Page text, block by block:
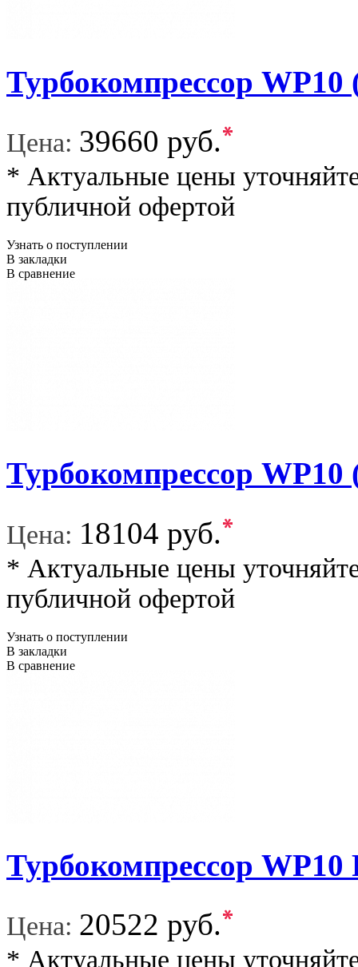
Турбокомпрессор WP10
Цена: 39660 руб.*
* Актуальные цены
публичной офертой
Узнать о поступлении
В закладки
В сравнение
Турбокомпрессор WP10
Цена: 18104 руб.*
* Актуальные цены
публичной офертой
Узнать о поступлении
В закладки
В сравнение
Турбокомпрессор WP10
Цена: 20522 руб.*
* Актуальные цены